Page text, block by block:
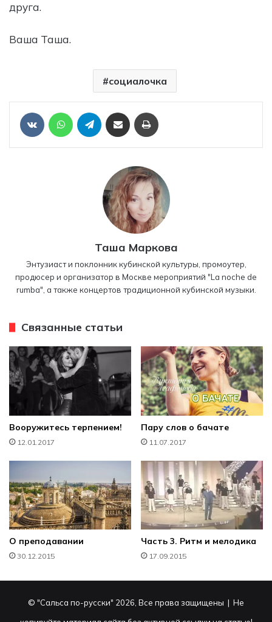
друга.
Ваша Таша.
социалочка
VKontakte WhatsApp Telegram
Таша Маркова
Энтузиаст и поклонник кубинской культуры, промоутер,
продюсер и организатор в Москве мероприятий "La noche de
rumba", а также концертов традиционной кубинской музыки.
Связанные статьи
Вооружитесь терпением!
12.01.2017
Пару слов о бачате
11.07.2017
О преподавании
30.12.2015
Часть 3. Ритм и мелодика
17.09.2015
© "Сальса по-русски" 2026, Все права защищены | Не